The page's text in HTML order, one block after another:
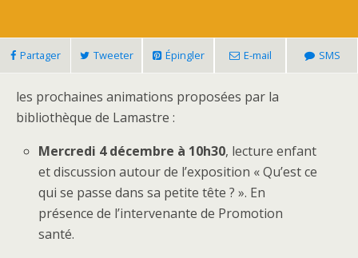
Partager Tweeter Épingler E-mail SMS
les prochaines animations proposées par la
bibliothèque de Lamastre :
Mercredi 4 décembre à 10h30, lecture enfant
et discussion autour de l’exposition « Qu’est ce
qui se passe dans sa petite tête ? ». En
présence de l’intervenante de Promotion
santé.